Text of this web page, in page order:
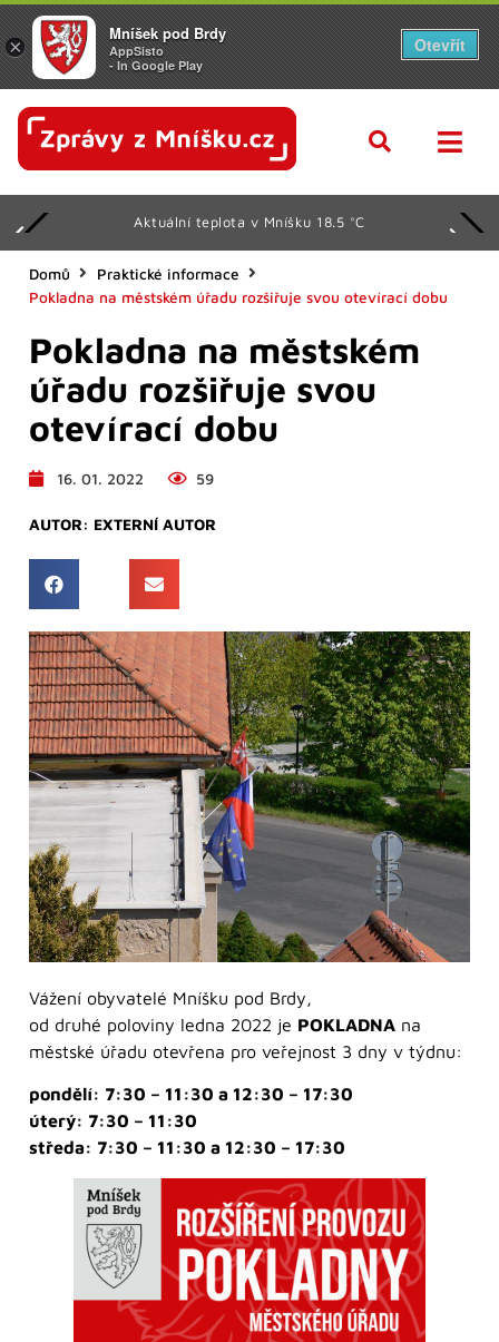
Aktuální teplota v Mníšku 18.5 °C
Domů
Praktické informace
Pokladna na městském úřadu rozšiřuje svou otevírací dobu
Pokladna na městském
úřadu rozšiřuje svou
otevírací dobu
16. 01. 2022 59
AUTOR: EXTERNÍ AUTOR
Vážení obyvatelé Mníšku pod Brdy,
od druhé poloviny ledna 2022 je POKLADNA na
městské úřadu otevřena pro veřejnost 3 dny v týdnu:
pondělí: 7:30 – 11:30 a 12:30 – 17:30
úterý: 7:30 – 11:30
středa: 7:30 – 11:30 a 12:30 – 17:30
×
Mníšek pod Brdy
AppSisto
- In Google Play
Otevřít